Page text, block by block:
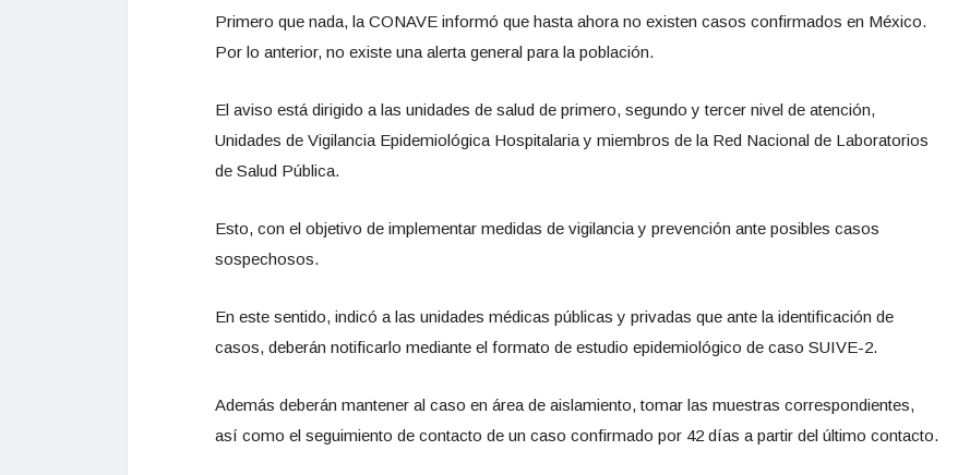
Primero que nada, la CONAVE informó que hasta ahora no existen casos confirmados en México.
Por lo anterior, no existe una alerta general para la población.
El aviso está dirigido a las unidades de salud de primero, segundo y tercer nivel de atención,
Unidades de Vigilancia Epidemiológica Hospitalaria y miembros de la Red Nacional de Laboratorios
de Salud Pública.
Esto, con el objetivo de implementar medidas de vigilancia y prevención ante posibles casos
sospechosos.
En este sentido, indicó a las unidades médicas públicas y privadas que ante la identificación de
casos, deberán notificarlo mediante el formato de estudio epidemiológico de caso SUIVE-2.
Además deberán mantener al caso en área de aislamiento, tomar las muestras correspondientes,
así como el seguimiento de contacto de un caso confirmado por 42 días a partir del último contacto.